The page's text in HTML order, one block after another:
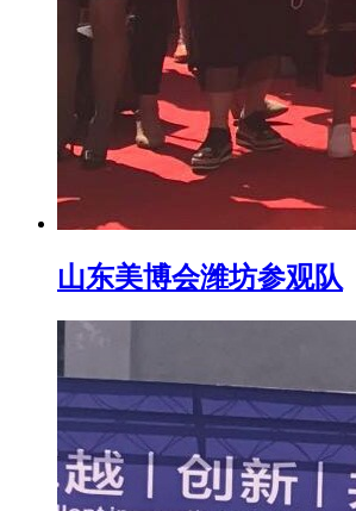
山东美博会潍坊参观队